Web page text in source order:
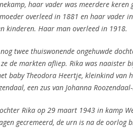
haar vader was meerdere
overleed in 1881 en haar vader
kinderen. Haar man overleed in 1918.
twee thuiswonende ongehuwde
de markten afliep. Rika was naaister
baby Theodora Heertje, kleinkind
een zus van Johanna
Rika op 29 maart 1943 in kamp
gecremeerd, de urn is na de oorlog